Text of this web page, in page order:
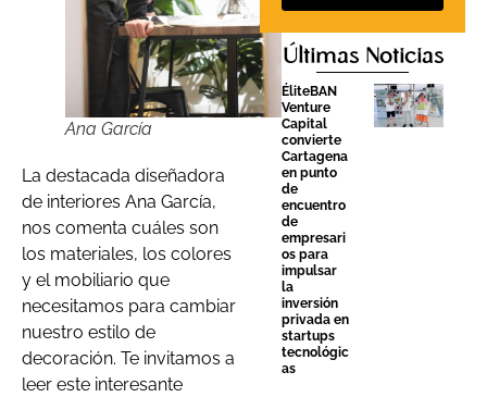
Ana García
La destacada diseñadora
de interiores Ana García,
nos comenta cuáles son
los materiales, los colores
y el mobiliario que
necesitamos para cambiar
nuestro estilo de
decoración. Te invitamos a
leer este interesante
Últimas Noticias
ÉliteBAN
Venture
Capital
convierte
Cartagena
en punto
de
encuentro
de
empresari
os para
impulsar
la
inversión
privada en
startups
tecnológic
as